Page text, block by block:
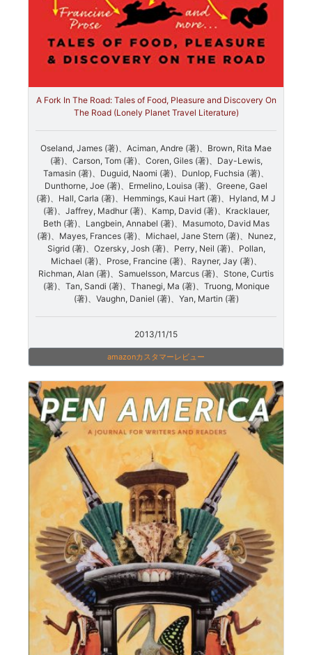
A Fork In The Road: Tales of Food, Pleasure and Discovery On
The Road (Lonely Planet Travel Literature)
Oseland, James (著)、Aciman, Andre (著)、Brown, Rita Mae
(著)、Carson, Tom (著)、Coren, Giles (著)、Day-Lewis,
Tamasin (著)、Duguid, Naomi (著)、Dunlop, Fuchsia (著)、
Dunthorne, Joe (著)、Ermelino, Louisa (著)、Greene, Gael
(著)、Hall, Carla (著)、Hemmings, Kaui Hart (著)、Hyland, M J
(著)、Jaffrey, Madhur (著)、Kamp, David (著)、Kracklauer,
Beth (著)、Langbein, Annabel (著)、Masumoto, David Mas
(著)、Mayes, Frances (著)、Michael, Jane Stern (著)、Nunez,
Sigrid (著)、Ozersky, Josh (著)、Perry, Neil (著)、Pollan,
Michael (著)、Prose, Francine (著)、Rayner, Jay (著)、
Richman, Alan (著)、Samuelsson, Marcus (著)、Stone, Curtis
(著)、Tan, Sandi (著)、Thanegi, Ma (著)、Truong, Monique
(著)、Vaughn, Daniel (著)、Yan, Martin (著)
2013/11/15
amazonカスタマーレビュー